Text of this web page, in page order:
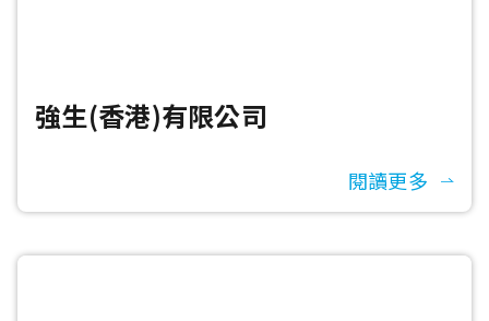
強生(香港)有限公司
閱讀更多